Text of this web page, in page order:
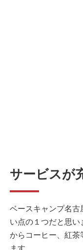
サービスが
ベースキャンプ名古
い点の１つだと思
からコーヒー、紅茶